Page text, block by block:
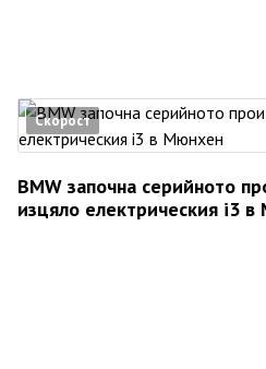
Скорост
BMW започна серийното
изцяло електрическия i3